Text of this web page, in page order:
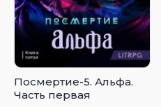
Посмертие-5. Альфа.
Часть первая